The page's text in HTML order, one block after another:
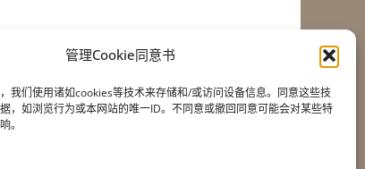
管理Cookie同意书
我们使用诸如cookies等技术来存储和/或访问设备信息。同意这些技
，如浏览行为或本网站的唯一ID。不同意或撤回同意可能会对某些特
。